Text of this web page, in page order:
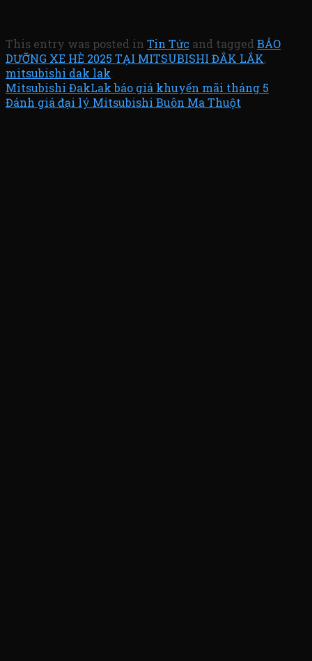
This entry was posted in Tin Tức and tagged BẢO
DƯỠNG XE HÈ 2025 TẠI MITSUBISHI ĐẮK LẮK,
mitsubishi dak lak
Mitsubishi ĐakLak báo giá khuyến mãi tháng 5
Đánh giá đại lý Mitsubishi Buôn Ma Thuột